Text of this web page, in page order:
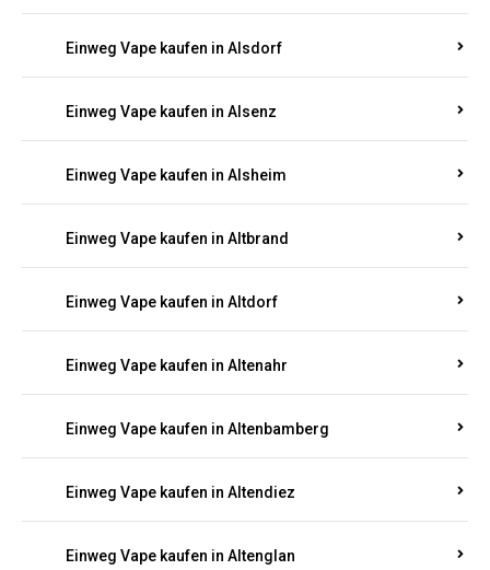
Einweg Vape kaufen in Alsdorf
Einweg Vape kaufen in Alsenz
Einweg Vape kaufen in Alsheim
Einweg Vape kaufen in Altbrand
Einweg Vape kaufen in Altdorf
Einweg Vape kaufen in Altenahr
Einweg Vape kaufen in Altenbamberg
Einweg Vape kaufen in Altendiez
Einweg Vape kaufen in Altenglan